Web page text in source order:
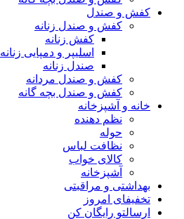
کفش و صندل
کفش و صندل زنانه
کفش زنانه
اسلیپر و دمپایی زنانه
صندل زنانه
کفش و صندل مردانه
کفش و صندل بچه گانه
خانه و آشپزخانه
نظم دهنده
حوله
نظافت لباس
کالای خواب
آشپزخانه
بهداشتی و مراقبتی
تخفیفای امروز
ارسالتو رایگان کن